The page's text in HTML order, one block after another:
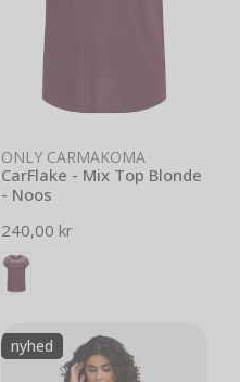
Vælg muligheder
ONLY CARMAKOMA
CarFlake - Mix Top Blonde
- Noos
Normal
pris
240,00 kr
CarCamille
-
nyhed